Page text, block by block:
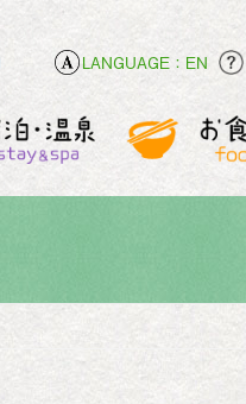
LANGUAGE：EN